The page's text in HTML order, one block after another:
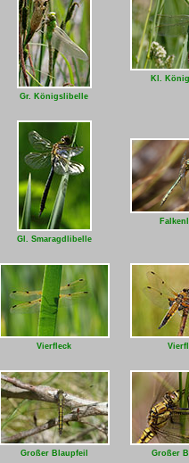
Gr. Königslibelle
Kl.
Gl. Smaragdlibelle
Vierfleck
Großer Blaupfeil Großer